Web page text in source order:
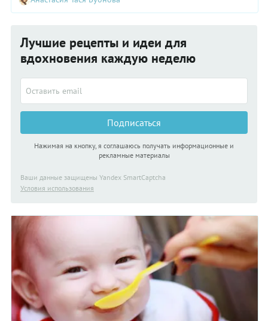
Лучшие рецепты и идеи для
вдохновения каждую неделю
Подписаться
Нажимая на кнопку, я соглашаюсь получать информационные и
рекламные материалы
Ваши данные защищены Yandex SmartCaptcha
Условия использования